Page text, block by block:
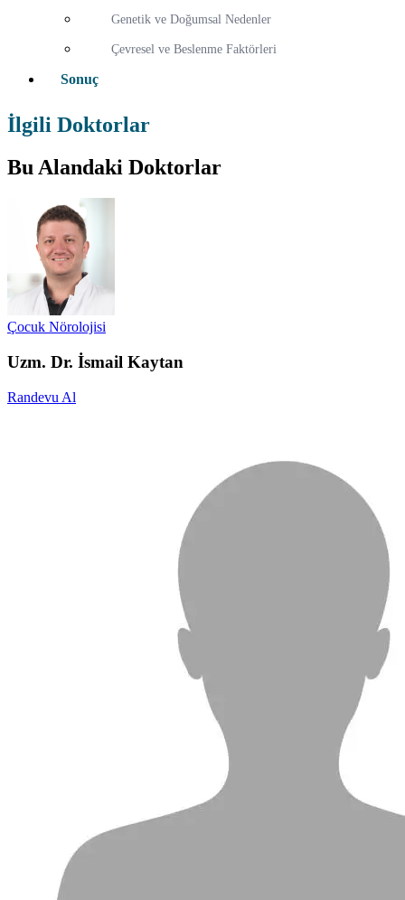
Genetik ve Doğumsal Nedenler
Çevresel ve Beslenme Faktörleri
Sonuç
İlgili Doktorlar
Bu Alandaki Doktorlar
Çocuk Nörolojisi
Uzm. Dr. İsmail Kaytan
Randevu Al